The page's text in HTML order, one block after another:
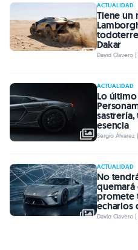
ACTUALIDAD
Tiene un
Dakar
David Clavero
ACTUALIDAD
Lo
esencia
Sergio Álvarez
ACTUALIDAD
No
quemará
promete
echarlos
David Clavero |